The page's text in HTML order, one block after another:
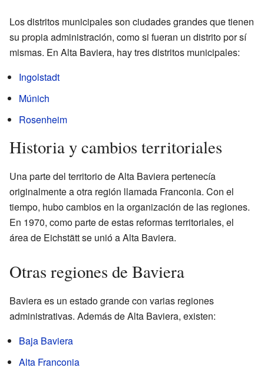
Los distritos municipales son ciudades grandes que tienen
su propia administración, como si fueran un distrito por sí
mismas. En Alta Baviera, hay tres distritos municipales:
Ingolstadt
Múnich
Rosenheim
Historia y cambios territoriales
Una parte del territorio de Alta Baviera pertenecía
originalmente a otra región llamada Franconia. Con el
tiempo, hubo cambios en la organización de las regiones.
En 1970, como parte de estas reformas territoriales, el
área de Eichstätt se unió a Alta Baviera.
Otras regiones de Baviera
Baviera es un estado grande con varias regiones
administrativas. Además de Alta Baviera, existen:
Baja Baviera
Alta Franconia